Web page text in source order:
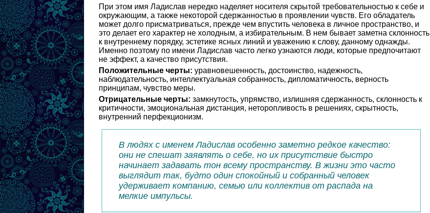
При этом имя Ладислав нередко наделяет носителя скрытой требовательностью к себе и
окружающим, а также некоторой сдержанностью в проявлении чувств. Его обладатель
может долго присматриваться, прежде чем впустить человека в личное пространство, и
это делает его характер не холодным, а избирательным. В нем бывает заметна склонность
к внутреннему порядку, эстетике ясных линий и уважению к слову, данному однажды.
Именно поэтому по имени Ладислав часто легко узнаются люди, которые предпочитают
не эффект, а качество присутствия.
Положительные черты: уравновешенность, достоинство, надежность,
наблюдательность, интеллектуальная собранность, дипломатичность, верность
принципам, чувство меры.
Отрицательные черты: замкнутость, упрямство, излишняя сдержанность, склонность к
критичности, эмоциональная дистанция, неторопливость в решениях, скрытность,
внутренний перфекционизм.
В людях с именем Ладислав особенно заметно редкое качество:
они не спешат заявлять о себе, но их присутствие быстро
начинает задавать тон всему пространству. В жизни это часто
выглядит так, будто один спокойный и собранный человек
удерживает компанию, семью или коллектив от распада на
мелкие импульсы.